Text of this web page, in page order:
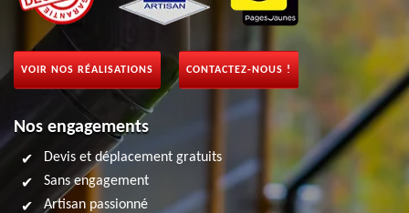
VOIR NOS RÉALISATIONS CONTACTEZ-NOUS !
Nos engagements
Devis et déplacement gratuits
Sans engagement
Artisan passionné